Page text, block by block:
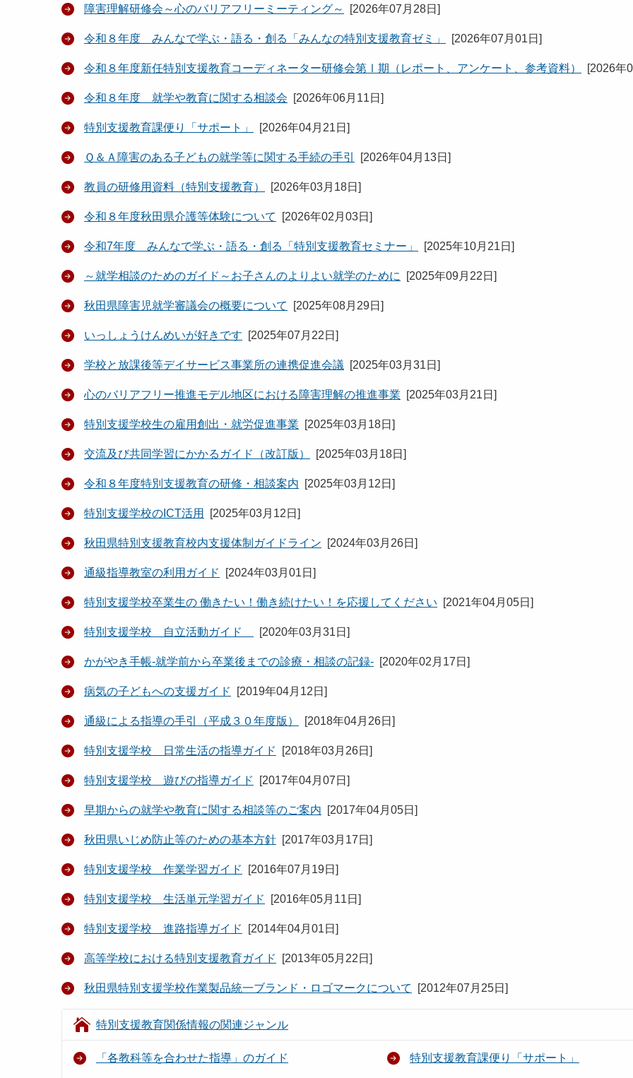
障害理解研修会～心のバリアフリーミーティング～ [2026年07月28日 ]
令和８年度 みんなで学ぶ・語る・創る「みんなの特別支援教育ゼミ」 [2026年07月01日 ]
令和８年度新任特別支援教育コーディネーター研修会第Ⅰ期（レポート、アンケート、参考資料） [2026年
令和８年度 就学や教育に関する相談会 [2026年06月11日 ]
特別支援教育課便り「サポート」 [2026年04月21日 ]
Ｑ＆Ａ障害のある子どもの就学等に関する手続の手引 [2026年04月13日 ]
教員の研修用資料（特別支援教育） [2026年03月18日 ]
令和８年度秋田県介護等体験について [2026年02月03日 ]
令和7年度 みんなで学ぶ・語る・創る「特別支援教育セミナー」 [2025年10月21日 ]
～就学相談のためのガイド～お子さんのよりよい就学のために [2025年09月22日 ]
秋田県障害児就学審議会の概要について [2025年08月29日 ]
いっしょうけんめいが好きです [2025年07月22日 ]
学校と放課後等デイサービス事業所の連携促進会議 [2025年03月31日 ]
心のバリアフリー推進モデル地区における障害理解の推進事業 [2025年03月21日 ]
特別支援学校生の雇用創出・就労促進事業 [2025年03月18日 ]
交流及び共同学習にかかるガイド（改訂版） [2025年03月18日 ]
令和８年度特別支援教育の研修・相談案内 [2025年03月12日 ]
特別支援学校のICT活用 [2025年03月12日 ]
秋田県特別支援教育校内支援体制ガイドライン [2024年03月26日 ]
通級指導教室の利用ガイド [2024年03月01日 ]
特別支援学校卒業生の 働きたい！働き続けたい！を応援してください [2021年04月05日 ]
特別支援学校 自立活動ガイド [2020年03月31日 ]
かがやき手帳-就学前から卒業後までの診療・相談の記録- [2020年02月17日 ]
病気の子どもへの支援ガイド [2019年04月12日 ]
通級による指導の手引（平成３０年度版） [2018年04月26日 ]
特別支援学校 日常生活の指導ガイド [2018年03月26日 ]
特別支援学校 遊びの指導ガイド [2017年04月07日 ]
早期からの就学や教育に関する相談等のご案内 [2017年04月05日 ]
秋田県いじめ防止等のための基本方針 [2017年03月17日 ]
特別支援学校 作業学習ガイド [2016年07月19日 ]
特別支援学校 生活単元学習ガイド [2016年05月11日 ]
特別支援学校 進路指導ガイド [2014年04月01日 ]
高等学校における特別支援教育ガイド [2013年05月22日 ]
秋田県特別支援学校作業製品統一ブランド・ロゴマークについて [2012年07月25日 ]
特別支援教育関係情報の関連ジャンル
「各教科等を合わせた指導」のガイド 特別支援教育課便り「サポート」